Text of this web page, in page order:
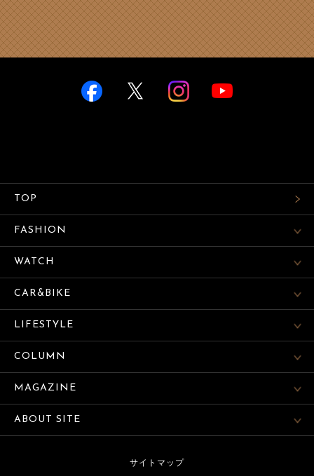
TOP
FASHION
WATCH
CAR&BIKE
LIFESTYLE
COLUMN
MAGAZINE
ABOUT SITE
サイトマップ